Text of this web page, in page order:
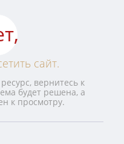
сайт.
вернитесь к
будет решена, а
к просмотру.